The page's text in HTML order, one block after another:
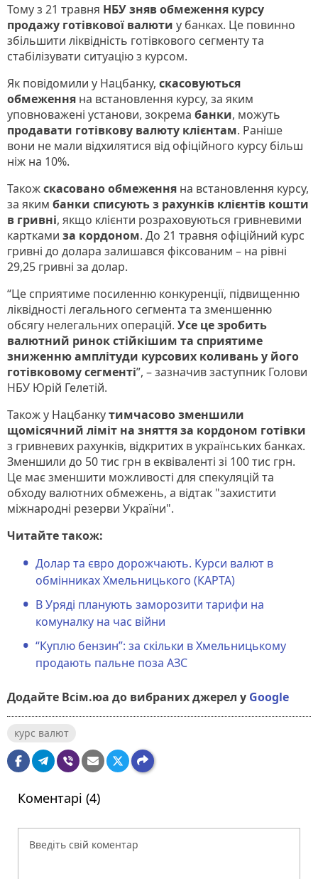
Тому з 21 травня НБУ зняв обмеження курсу
продажу готівкової валюти у банках. Це повинно
збільшити ліквідність готівкового сегменту та
стабілізувати ситуацію з курсом.
Як повідомили у Нацбанку, скасовуються
обмеження на встановлення курсу, за яким
уповноважені установи, зокрема банки, можуть
продавати готівкову валюту клієнтам. Раніше
вони не мали відхилятися від офіційного курсу більш
ніж на 10%.
Такожскасовано обмеження на встановлення курсу,
за яким банки списують з рахунків клієнтів кошти
в гривні, якщо клієнти розраховуються гривневими
картками за кордоном. До 21 травня офіційний курс
гривні до долара залишався фіксованим – на рівні
29,25 гривні за долар.
“Це сприятиме посиленню конкуренції, підвищенню
ліквідності легального сегмента та зменшенню
обсягу нелегальних операцій. Усе це зробить
валютний ринок стійкішим та сприятиме
зниженню амплітуди курсових коливань у його
готівковому сегменті”, – зазначив заступник Голови
НБУ Юрій Гелетій.
Також у Нацбанкутимчасово зменшили
щомісячний ліміт на зняття за кордоном готівки
з гривневих рахунків, відкритих в українських банках.
Зменшили до 50 тис грн в еквіваленті зі 100 тис грн.
Це має зменшити можливості для спекуляцій та
обходу валютних обмежень, а відтак "захистити
міжнародні резерви України".
Читайте також:
Долар та євро дорожчають. Курси валют в
обмінниках Хмельницького (КАРТА)
В Уряді планують заморозити тарифи на
комуналку на час війни
“Куплю бензин”: за скільки в Хмельницькому
продають пальне поза АЗС
Додайте Всім.юа до вибраних джерел у Google
курс валют
Коментарі (4)